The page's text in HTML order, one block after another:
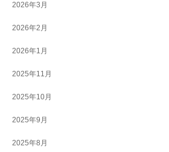
2026年3月
2026年2月
2026年1月
2025年11月
2025年10月
2025年9月
2025年8月